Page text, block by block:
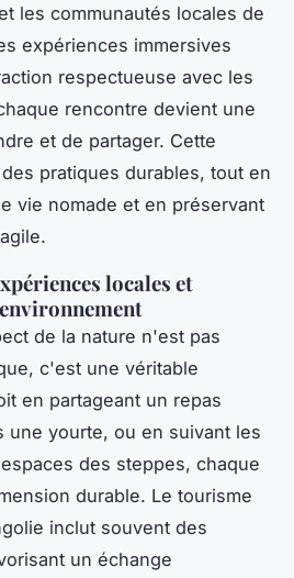
les communautés locales de
expériences immersives
respectueuse avec les
rencontre devient une
et de partager. Cette
pratiques durables, tout en
vie nomade et en préservant
locales et
de la nature n'est pas
c'est une véritable
en partageant un repas
une yourte, ou en suivant les
des steppes, chaque
durable. Le tourisme
inclut souvent des
un échange